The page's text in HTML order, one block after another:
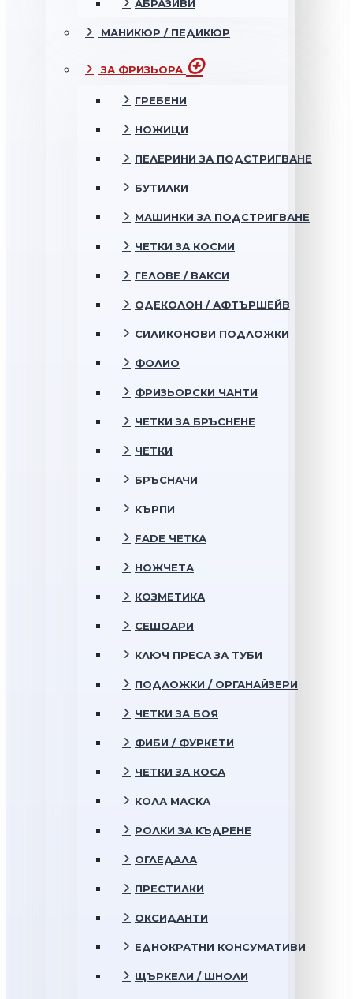
АБРАЗИВИ
МАНИКЮР / ПЕДИКЮР
ЗА ФРИЗЬОРА
ГРЕБЕНИ
НОЖИЦИ
ПЕЛЕРИНИ ЗА ПОДСТРИГВАНЕ
БУТИЛКИ
МАШИНКИ ЗА ПОДСТРИГВАНЕ
ЧЕТКИ ЗА КОСМИ
ГЕЛОВЕ / ВАКСИ
ОДЕКОЛОН / АФТЪРШЕЙВ
СИЛИКОНОВИ ПОДЛОЖКИ
ФОЛИО
ФРИЗЬОРСКИ ЧАНТИ
ЧЕТКИ ЗА БРЪСНЕНЕ
ЧЕТКИ
БРЪСНАЧИ
КЪРПИ
FADE ЧЕТКА
НОЖЧЕТА
КОЗМЕТИКА
СЕШОАРИ
КЛЮЧ ПРЕСА ЗА ТУБИ
ПОДЛОЖКИ / ОРГАНАЙЗЕРИ
ЧЕТКИ ЗА БОЯ
ФИБИ / ФУРКЕТИ
ЧЕТКИ ЗА КОСА
КОЛА МАСКА
РОЛКИ ЗА КЪДРЕНЕ
ОГЛЕДАЛА
ПРЕСТИЛКИ
ОКСИДАНТИ
ЕДНОКРАТНИ КОНСУМАТИВИ
ЩЪРКЕЛИ / ШНОЛИ